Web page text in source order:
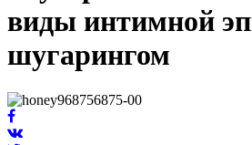
виды интимной
шугарингом